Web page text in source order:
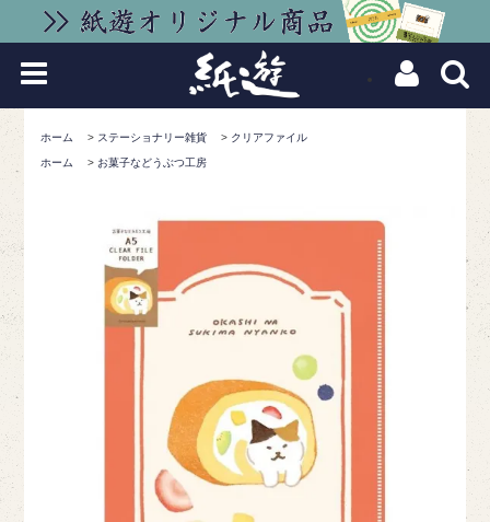
ホーム > ステーショナリー雑貨 > クリアファイル
ホーム > お菓子などうぶつ工房